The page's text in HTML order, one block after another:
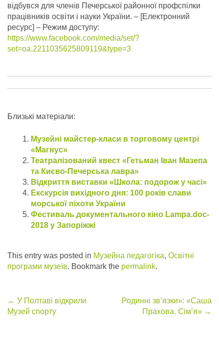
відбувся для членів Печерської районної профспілки
працівників освіти і науки України. – [Електронний
ресурс] – Режим доступу:
https://www.facebook.com/media/set/?
set=oa.2211035625809119&type=3
Близькі матеріали:
Музейні майстер-класи в торговому центрі
«Магнус»
Театралізований квест «Гетьман Іван Мазепа
та Києво-Печерська лавра»
Відкриття виставки «Школа: подорож у часі»
Екскурсія вихідного дня: 100 років слави
морської піхоти України
Фестиваль документального кіно Lampa.doc-
2018 у Запоріжжі
This entry was posted in Музейна педагогіка, Освітні
програми музеїв. Bookmark the permalink.
Post
← У Полтаві відкрили
Музей спорту
Родинні зв’язки»: «Саша
Прахова. Сім’я» →